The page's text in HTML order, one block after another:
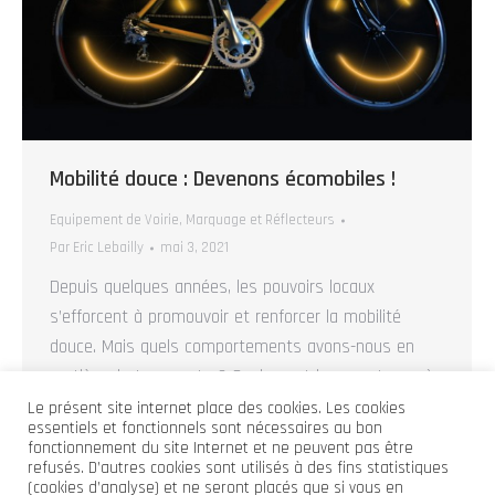
Mobilité douce : Devenons écomobiles !
Equipement de Voirie, Marquage et Réflecteurs
Par Eric Lebailly mai 3, 2021
Depuis quelques années, les pouvoirs locaux
s’efforcent à promouvoir et renforcer la mobilité
douce. Mais quels comportements avons-nous en
matière de transports ? Quels sont les avantages à
se déplacer à la force du mollet ? Une pratique
régulière de la marche et du vélo joue un rôle
préventif incontestable pour lutter contre les
Le présent site internet place des cookies. Les cookies
essentiels et fonctionnels sont nécessaires au bon
fonctionnement du site Internet et ne peuvent pas être
refusés. D’autres cookies sont utilisés à des fins statistiques
(cookies d’analyse) et ne seront placés que si vous en